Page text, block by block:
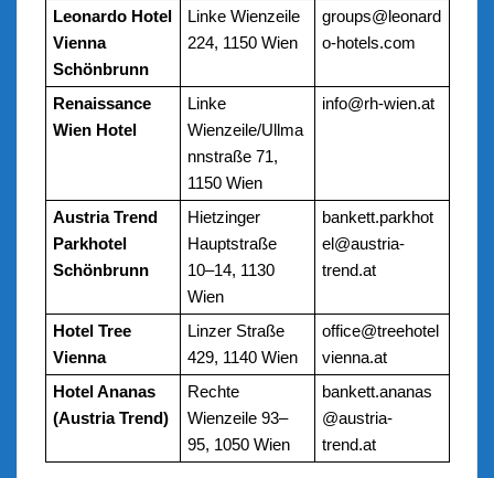
Leonardo Hotel
Vienna
Schönbrunn
Linke Wienzeile
224, 1150 Wien
groups@leonard
o-hotels.com
Renaissance
Wien Hotel
Linke
Wienzeile/Ullma
nnstraße 71,
1150 Wien
info@rh-wien.at
Austria Trend
Parkhotel
Schönbrunn
Hietzinger
Hauptstraße
10–14, 1130
Wien
bankett.parkhot
el@austria-
trend.at
Hotel Tree
Vienna
Linzer Straße
429, 1140 Wien
office@treehotel
vienna.at
Hotel Ananas
(Austria Trend)
Rechte
Wienzeile 93–
95, 1050 Wien
bankett.ananas
@austria-
trend.at